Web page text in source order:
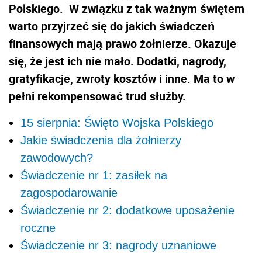
Polskiego. W związku z tak ważnym świętem
warto przyjrzeć się do jakich świadczeń
finansowych mają prawo żołnierze. Okazuje
się, że jest ich nie mało. Dodatki, nagrody,
gratyfikacje, zwroty kosztów i inne. Ma to w
pełni rekompensować trud służby.
15 sierpnia: Święto Wojska Polskiego
Jakie świadczenia dla żołnierzy
zawodowych?
Świadczenie nr 1: zasiłek na
zagospodarowanie
Świadczenie nr 2: dodatkowe uposażenie
roczne
Świadczenie nr 3: nagrody uznaniowe